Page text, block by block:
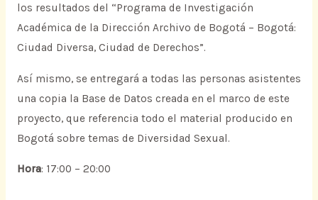
los resultados del “Programa de Investigación
Académica de la Dirección Archivo de Bogotá – Bogotá:
Ciudad Diversa, Ciudad de Derechos”.
Así mismo, se entregará a todas las personas asistentes
una copia la Base de Datos creada en el marco de este
proyecto, que referencia todo el material producido en
Bogotá sobre temas de Diversidad Sexual.
Hora: 17:00 – 20:00